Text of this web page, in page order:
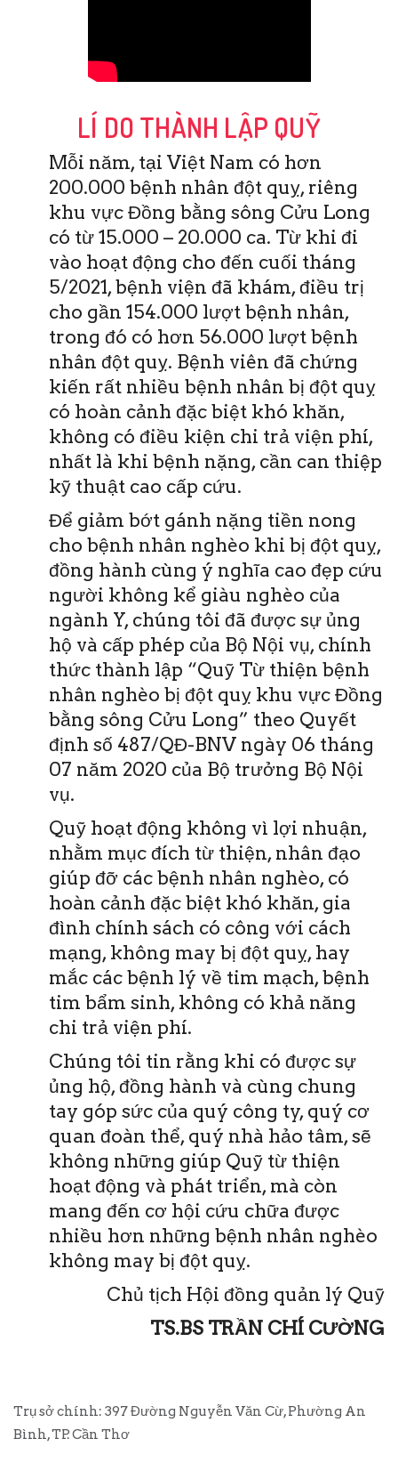
LÍ DO THÀNH LẬP QUỸ
Mỗi năm, tại Việt Nam có hơn
200.000 bệnh nhân đột quỵ, riêng
khu vực Đồng bằng sông Cửu Long
có từ 15.000 – 20.000 ca. Từ khi đi
vào hoạt động cho đến cuối tháng
5/2021, bệnh viện đã khám, điều trị
cho gần 154.000 lượt bệnh nhân,
trong đó có hơn 56.000 lượt bệnh
nhân đột quỵ. Bệnh viên đã chứng
kiến rất nhiều bệnh nhân bị đột quỵ
có hoàn cảnh đặc biệt khó khăn,
không có điều kiện chi trả viện phí,
nhất là khi bệnh nặng, cần can thiệp
kỹ thuật cao cấp cứu.
Để giảm bớt gánh nặng tiền nong
cho bệnh nhân nghèo khi bị đột quỵ,
đồng hành cùng ý nghĩa cao đẹp cứu
người không kể giàu nghèo của
ngành Y, chúng tôi đã được sự ủng
hộ và cấp phép của Bộ Nội vụ, chính
thức thành lập “Quỹ Từ thiện bệnh
nhân nghèo bị đột quỵ khu vực Đồng
bằng sông Cửu Long” theo Quyết
định số 487/QĐ-BNV ngày 06 tháng
07 năm 2020 của Bộ trưởng Bộ Nội
vụ.
Quỹ hoạt động không vì lợi nhuận,
nhằm mục đích từ thiện, nhân đạo
giúp đỡ các bệnh nhân nghèo, có
hoàn cảnh đặc biệt khó khăn, gia
đình chính sách có công với cách
mạng, không may bị đột quỵ, hay
mắc các bệnh lý về tim mạch, bệnh
tim bẩm sinh, không có khả năng
chi trả viện phí.
Chúng tôi tin rằng khi có được sự
ủng hộ, đồng hành và cùng chung
tay góp sức của quý công ty, quý cơ
quan đoàn thể, quý nhà hảo tâm, sẽ
không những giúp Quỹ từ thiện
hoạt động và phát triển, mà còn
mang đến cơ hội cứu chữa được
nhiều hơn những bệnh nhân nghèo
không may bị đột quỵ.
Chủ tịch Hội đồng quản lý Quỹ
TS.BS TRẦN CHÍ CƯỜNG
Trụ sở chính: 397 Đường Nguyễn Văn Cừ, Phường An
Bình, TP. Cần Thơ